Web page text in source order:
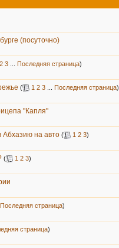
(посуточно)
2 3 Последняя страница)
( 1 2 3 Последняя страница)
"Капля"
Абхазию на авто ( 1 2 3)
( 1 2 3)
Последняя страница)
страница)